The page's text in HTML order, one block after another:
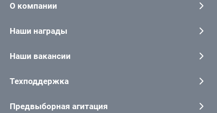
О компании
Наши награды
Наши вакансии
Техподдержка
Предвыборная агитация